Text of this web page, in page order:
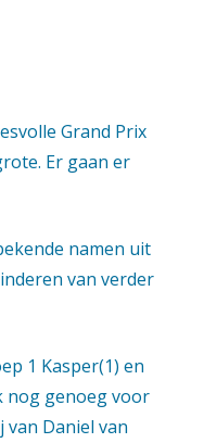
Grand Prix
Er gaan er
namen uit
van verder
1 Kasper(1) en
nog genoeg voor
van Daniel van